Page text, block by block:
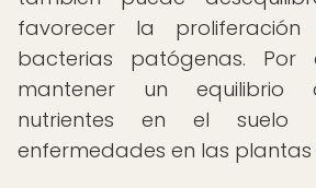
favorecer la
bacterias patógenas. Por
mantener un equilibrio
nutrientes en el suelo
enfermedades en las plantas